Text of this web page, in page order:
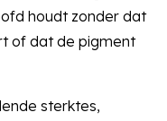
houdt zonder dat
of dat de pigment
sterktes,